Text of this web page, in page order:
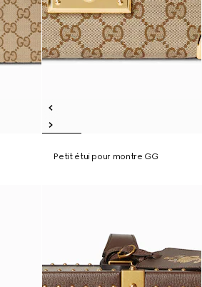
Petit étui pour montre GG